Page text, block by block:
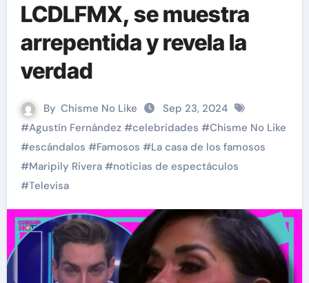
LCDLFMX, se muestra
arrepentida y revela la
verdad
By Chisme No Like
Sep 23, 2024
#Agustín Fernández#celebridades #Chisme No Like
#escándalos #Famosos #La casa de los famosos
#Maripily Rivera#noticias de espectáculos
#Televisa